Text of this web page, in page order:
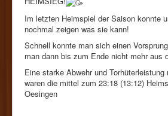
Kontakt
Förderkreis
Sponsoren
Im letzten Heimspiel der Saison konnte
nochmal zeigen was sie kann!
Schnell konnte man sich einen
man dann bis zum Ende nicht mehr aus
Eine starke Abwehr und
waren die mittel zum 23:18 (13:12)
Oesingen